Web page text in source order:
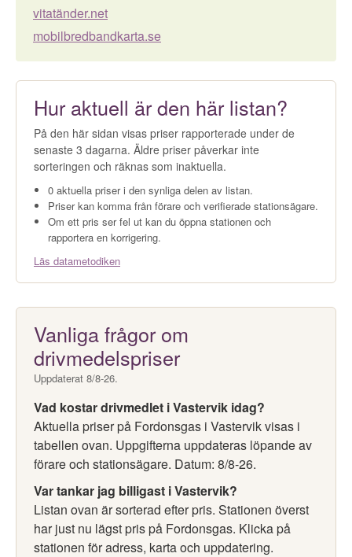
vitatänder.net
mobilbredbandkarta.se
Hur aktuell är den här listan?
På den här sidan visas priser rapporterade under de
senaste 3 dagarna. Äldre priser påverkar inte
sorteringen och räknas som inaktuella.
0 aktuella priser i den synliga delen av listan.
Priser kan komma från förare och verifierade stationsägare.
Om ett pris ser fel ut kan du öppna stationen och
rapportera en korrigering.
Läs datametodiken
Vanliga frågor om
drivmedelspriser
Uppdaterat 8/8-26.
Vad kostar drivmedlet i Vastervik idag?
Aktuella priser på Fordonsgas i Vastervik visas i
tabellen ovan. Uppgifterna uppdateras löpande av
förare och stationsägare. Datum: 8/8-26.
Var tankar jag billigast i Vastervik?
Listan ovan är sorterad efter pris. Stationen överst
har just nu lägst pris på Fordonsgas. Klicka på
stationen för adress, karta och uppdatering.